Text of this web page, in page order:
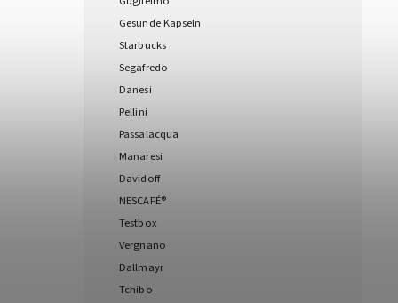
Gesunde Kapseln
Starbucks
Segafredo
Danesi
Pellini
Passalacqua
Manaresi
Davidoff
NESCAFÉ®
Testbox
Vergnano
Dallmayr
Tchibo